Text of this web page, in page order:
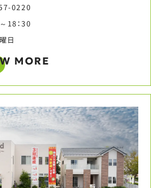
0220​
18：30​
日​
MORE